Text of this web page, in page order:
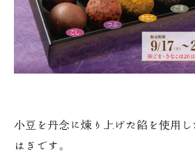
小豆を丹念に煉り上げた餡を使用
はぎです。